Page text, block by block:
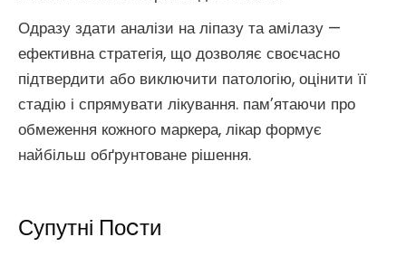
Одразу здати аналізи на ліпазу та амілазу —
ефективна стратегія, що дозволяє своєчасно
підтвердити або виключити патологію, оцінити її
стадію і спрямувати лікування. пам’ятаючи про
обмеження кожного маркера, лікар формує
найбільш обґрунтоване рішення.
Супутні Поcти